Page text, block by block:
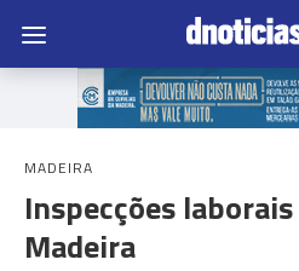
MADEIRA
Inspecções
Madeira